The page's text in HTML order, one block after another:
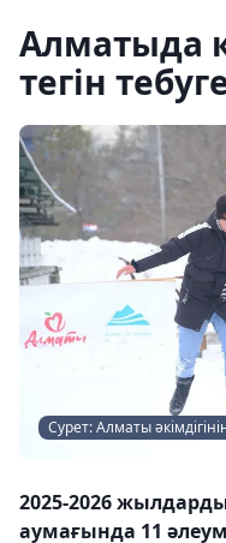
Алматыда
тегін
Сурет: Алматы
2025-2026
аумағында 11